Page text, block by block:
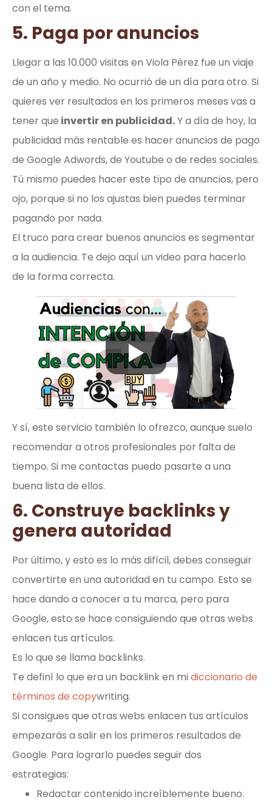
con el tema.
5. Paga por anuncios
Llegar a las 10.000 visitas en Viola Pérez fue un viaje
de un año y medio. No ocurrió de un día para otro. Si
quieres ver resultados en los primeros meses vas a
tener que invertir en publicidad.Y a día de hoy, la
publicidad más rentable es hacer anuncios de pago
de Google Adwords, de Youtube o de redes sociales.
Tú mismo puedes hacer este tipo de anuncios, pero
ojo, porque si no los ajustas bien puedes terminar
pagando por nada.
El truco para crear buenos anuncios es segmentar
a la audiencia. Te dejo aquí un video para hacerlo
de la forma correcta.
Y sí, este servicio también lo ofrezco, aunque suelo
recomendar a otros profesionales por falta de
tiempo. Si me contactas puedo pasarte a una
buena lista de ellos.
6. Construye backlinks y
genera autoridad
Por último, y esto es lo más difícil, debes conseguir
convertirte en una autoridad en tu campo. Esto se
hace dando a conocer a tu marca, pero para
Google, esto se hace consiguiendo que otras webs
enlacen tus artículos.
Es lo que se llama backlinks.
Te definí lo que era un backlink en mi diccionario de
términos de copywriting.
Si consigues que otras webs enlacen tus artículos
empezarás a salir en los primeros resultados de
Google. Para lograrlo puedes seguir dos
estrategias:
Redactar contenido increíblemente bueno.